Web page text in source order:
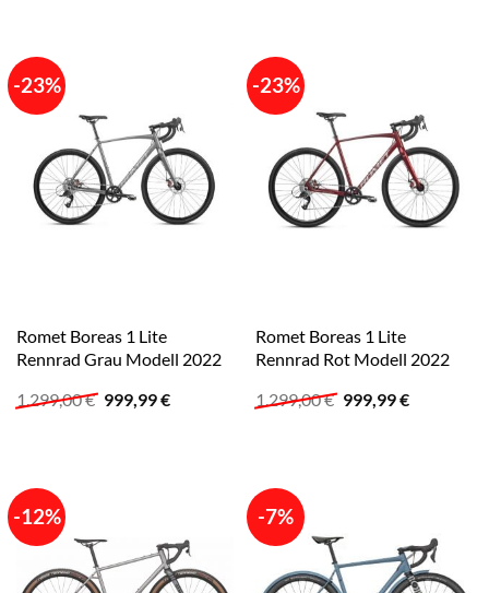
-23%
Romet Boreas 1 Lite
Rennrad Grau Modell 2022
1.299,00€ Ursprünglicher
999,99€Aktueller
-23%
Romet Boreas 1 Lite
Rennrad Rot Modell 2022
1.299,00€ Ursprünglicher
999,99€Aktueller
-12% -7%